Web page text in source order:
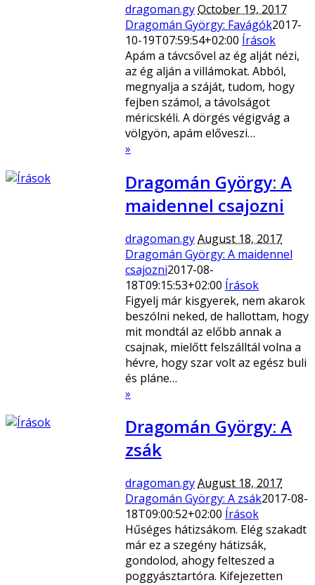
dragoman.gyOctober 19, 2017
Dragomán György: Favágók2017-
10-19T07:59:54+02:00 Írások
Apám a távcsővel az ég alját nézi,
az ég alján a villámokat. Abból,
megnyalja a száját, tudom, hogy
fejben számol, a távolságot
méricskéli. A dörgés végigvág a
völgyön, apám előveszi…
»
Dragomán György: A
maidennel csajozni
dragoman.gyAugust 18, 2017
Dragomán György: A maidennel
csajozni2017-08-
18T09:15:53+02:00 Írások
Figyelj már kisgyerek, nem akarok
beszólni neked, de hallottam, hogy
mit mondtál az előbb annak a
csajnak, mielőtt felszálltál volna a
hévre, hogy szar volt az egész buli
és pláne…
»
Dragomán György: A
zsák
dragoman.gyAugust 18, 2017
Dragomán György: A zsák2017-08-
18T09:00:52+02:00 Írások
Hűséges hátizsákom. Elég szakadt
már ez a szegény hátizsák,
gondolod, ahogy felteszed a
poggyásztartóra. Kifejezetten